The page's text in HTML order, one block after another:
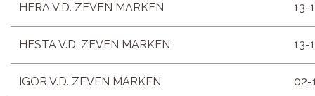
HERA V.D. ZEVEN MARKEN 13-
HESTA V.D. ZEVEN MARKEN 13-
IGOR V.D. ZEVEN MARKEN 02-